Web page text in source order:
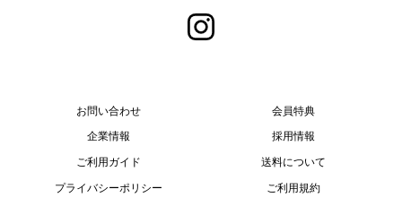
お問い合わせ
企業情報
ご利用ガイド
プライバシーポリシー
会員特典
採用情報
送料について
ご利用規約